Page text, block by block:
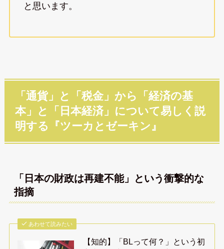
と思います。
「通貨」と「税金」から「経済の基
本」と「日本経済」について易しく説
明する『ツーカとゼーキン』
「日本の財政は再建不能」という衝撃的な
指摘
あわせて読みたい
【知的】「BLって何？」という初